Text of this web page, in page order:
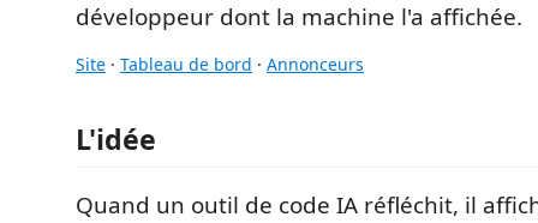
développeur dont la machine l'a affichée.
Site · Tableau de bord · Annonceurs
L'idée
Quand un outil de code IA réfléchit, il